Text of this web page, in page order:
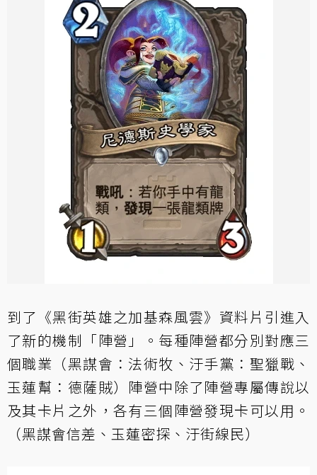
到了《黑街英雄之加基森風雲》資料片引進入
了新的機制「陣營」。每種陣營都分別對應三
個職業（黑謀會：法術牧、汙手黨：聖獵戰、
玉蓮幫：德薩賊）陣營中除了陣營專屬傳說以
及其卡片之外，各有三個陣營發現卡可以用。
（黑謀會信差、玉蓮密探、汙街線民）